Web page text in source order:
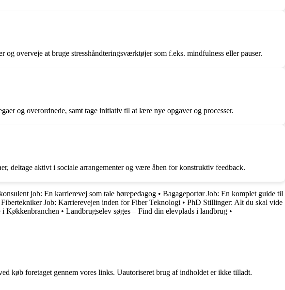
overveje at bruge stresshåndteringsværktøjer som f.eks. mindfulness eller pauser.
og overordnede, samt tage initiativ til at lære nye opgaver og processer.
deltage aktivt i sociale arrangementer og være åben for konstruktiv feedback.
job: En karrierevej som tale hørepedagog • Bagageportør Job: En komplet guide til
Fibertekniker Job: Karrierevejen inden for Fiber Teknologi • PhD Stillinger: Alt du skal vide
Køkkenbranchen • Landbrugselev søges – Find din elevplads i landbrug •
køb foretaget gennem vores links. Uautoriseret brug af indholdet er ikke tilladt.